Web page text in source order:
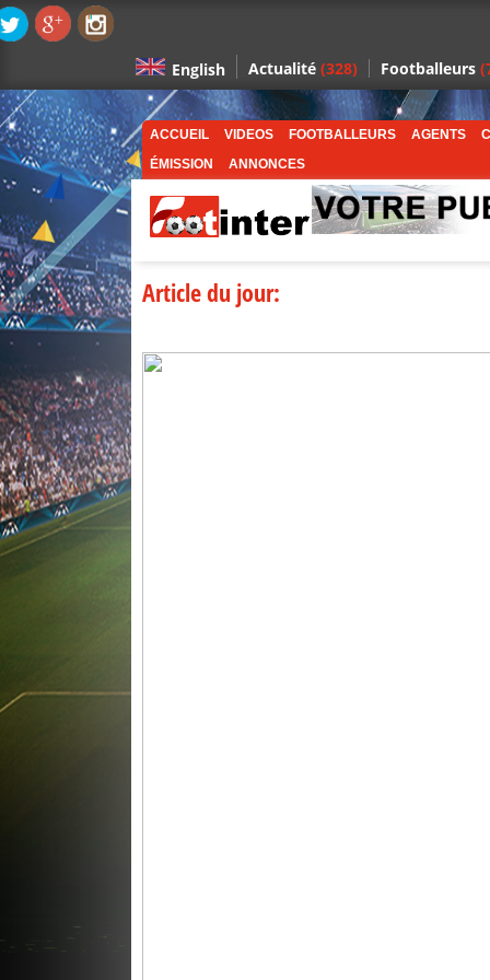
English Actualité (328) Footballeurs
ACCUEIL VIDEOS FOOTBALLEURS AGENTS
ÉMISSION
ANNONCES
Article du jour: